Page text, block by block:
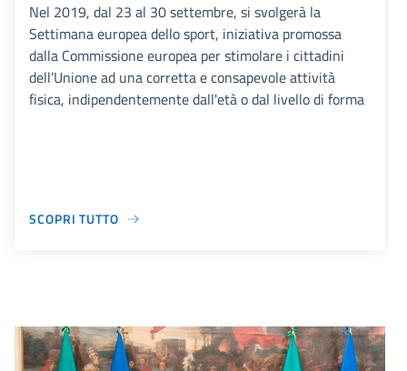
Nel 2019, dal 23 al 30 settembre, si svolgerà la
Settimana europea dello sport, iniziativa promossa
dalla Commissione europea per stimolare i cittadini
dell’Unione ad una corretta e consapevole attività
fisica, indipendentemente dall'età o dal livello di forma
SCOPRI TUTTO